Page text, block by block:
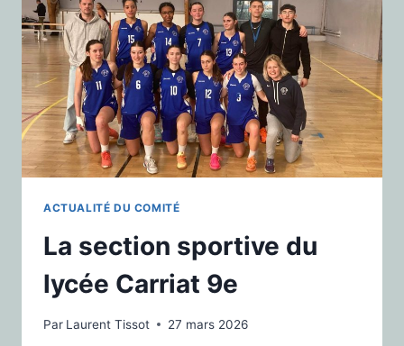
ACTUALITÉ DU COMITÉ
La section sportive du
lycée Carriat 9e
Par Laurent Tissot 27 mars 2026